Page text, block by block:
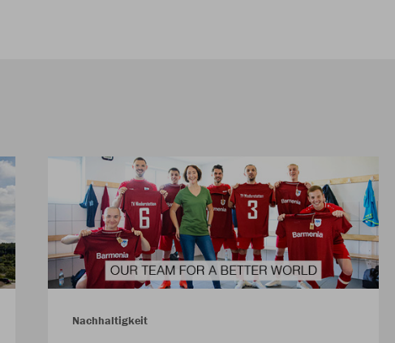
Nachhaltigkeit